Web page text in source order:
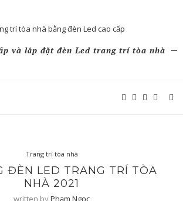
và lắp đặt đèn Led trang trí tòa nhà
Trang trí tòa nhà
ĐÈN LED TRANG TRÍ TÒA
NHÀ 2021
written byPhạm Ngọc